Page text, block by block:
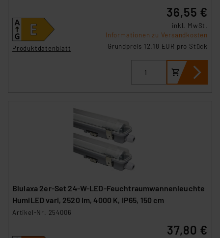
Produktdatenblatt
36,55 €
inkl. MwSt.
Informationen zu Versandkosten
Grundpreis 12.18 EUR pro Stück
Blulaxa 2er-Set 24-W-LED-Feuchtraumwannenleuchte
HumiLED vari, 2520 lm, 4000 K, IP65, 150 cm
Artikel-Nr. 254006
37,80 €